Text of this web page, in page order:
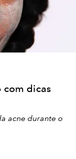
com dicas
acne durante o